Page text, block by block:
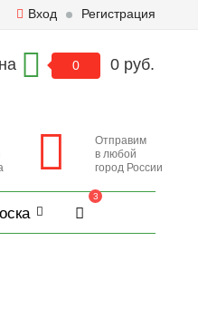
Вход Регистрация
0 0 руб.
Отправим
в любой
город России
3